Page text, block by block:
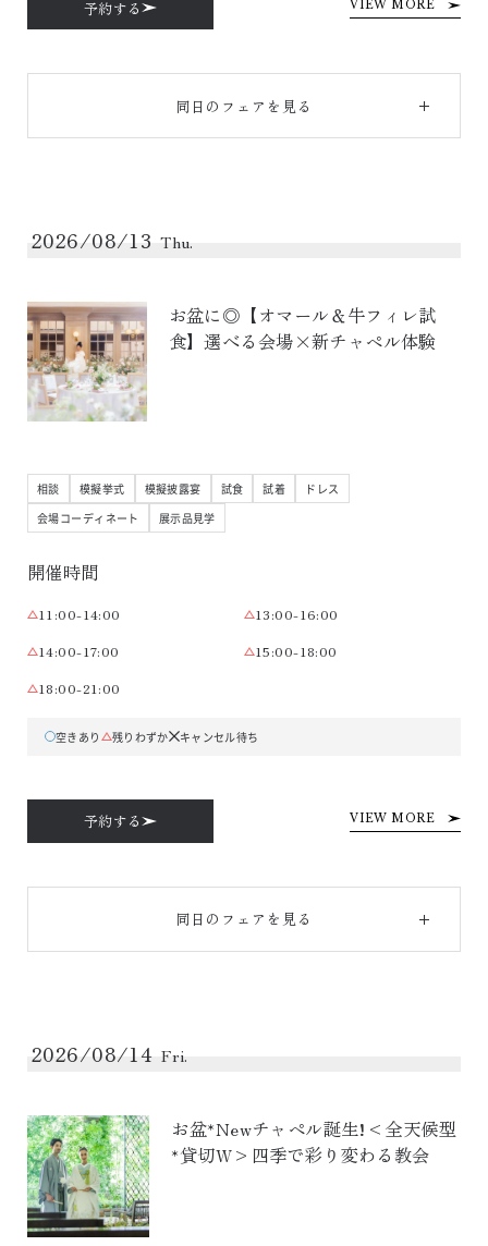
予約する VIEW MORE
同日のフェアを見る
2026/08/13 Thu.
お盆に◎【オマール＆牛フィレ試
食】選べる会場×新チャペル体験
相談 模擬挙式 模擬披露宴 試食 試着
ドレス
会場コーディネート
展示品見学
開催時間
11:00-14:00
13:00-16:00
14:00-17:00
15:00-18:00
18:00-21:00
空きあり 残りわずか キャンセル待ち
予約する VIEW MORE
同日のフェアを見る
2026/08/14 Fri.
お盆*Newチャペル誕生!<全天候型
*貸切W>四季で彩り変わる教会